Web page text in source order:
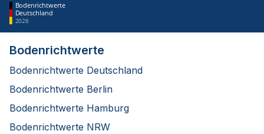
Bodenrichtwerte
Deutschland
2026
Bodenrichtwerte
Bodenrichtwerte Deutschland
Bodenrichtwerte Berlin
Bodenrichtwerte Hamburg
Bodenrichtwerte NRW